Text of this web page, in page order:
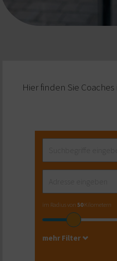
Hier finden Sie
im Radius von 50Kilometern
mehr Filter